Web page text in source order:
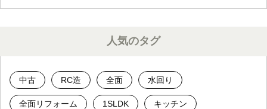
人気のタグ
中古 RC造 全面 水回り
全面リフォーム 1SLDK キッチン